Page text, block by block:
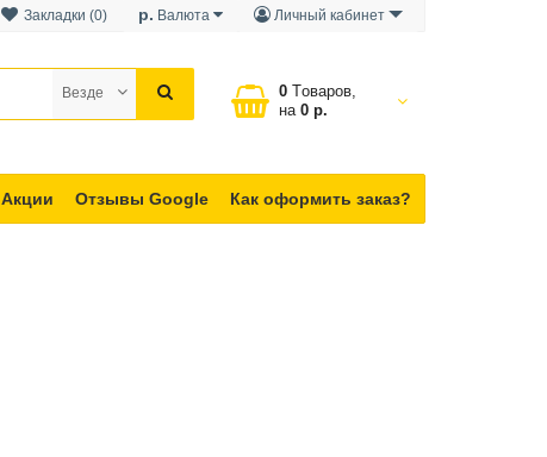
Личный кабинет
р. Валюта
Закладки (0)
0 Tоваров,
на
0 р.
Везде
Акции Отзывы Google Как оформить заказ?